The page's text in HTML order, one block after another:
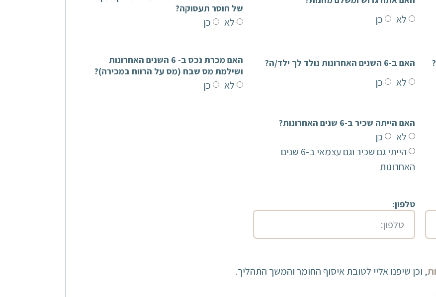
לא כן
של חוסר תעסוקה?
לא כן
האם ב-6 השנים האחרונות נולד לך ילד/ה?
לא כן
האם מכרת נכס ב- 6 השנים האחרונות
ושילמת מס שבח (מס על הרווח במכירה)?
לא כן
האם הייתה שכיר ב-6 שנים האחרונות?
לא
כן
הייתי גם שכיר וגם עצמאי ב-6 שנים
האחרונות
טלפון:
, וכן שיפנו אליי לטובת איסוף החומר והמשך התהליך.